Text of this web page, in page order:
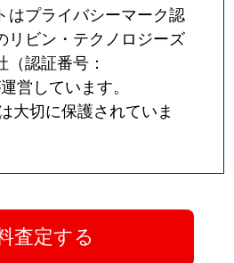
はプライバシーマーク認
リビン・テクノロジーズ
（認証番号：
営しています。
大切に保護されていま